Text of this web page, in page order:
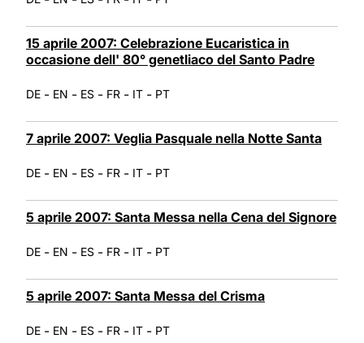
15 aprile 2007: Celebrazione Eucaristica in
occasione dell' 80° genetliaco del Santo Padre
DE - EN - ES - FR - IT - PT
7 aprile 2007: Veglia Pasquale nella Notte Santa
DE - EN - ES - FR - IT - PT
5 aprile 2007: Santa Messa nella Cena del Signore
DE - EN - ES - FR - IT - PT
5 aprile 2007: Santa Messa del Crisma
DE - EN - ES - FR - IT - PT